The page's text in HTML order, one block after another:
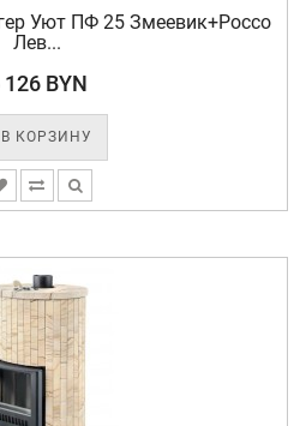
Уют ПФ 25 Змеевик+Россо
Лев...
126 BYN
В КОРЗИНУ